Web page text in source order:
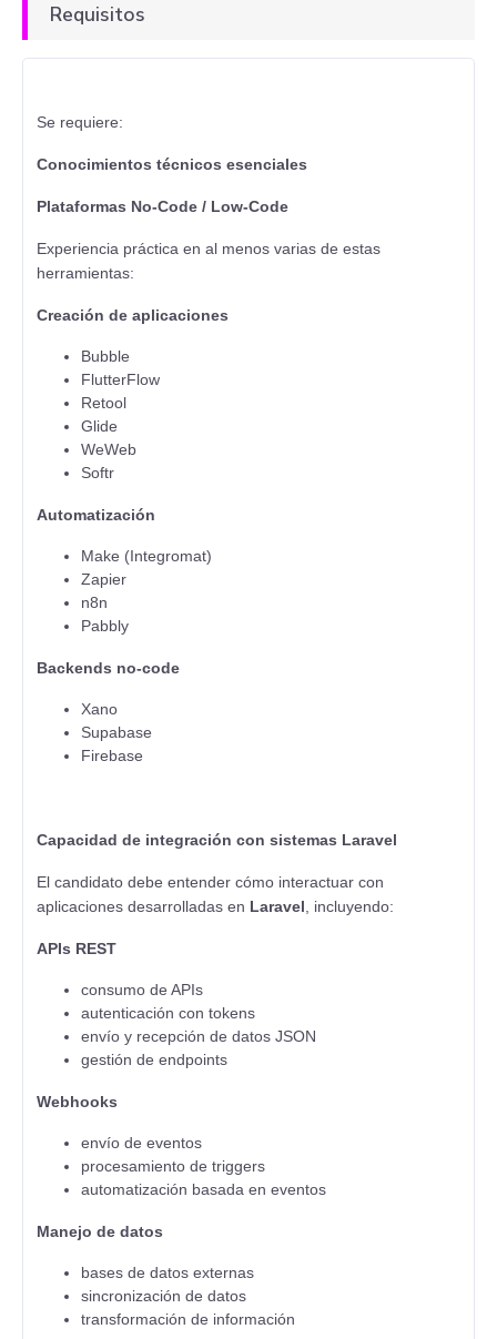
Requisitos
Se requiere:
Conocimientos técnicos esenciales
Plataformas No-Code / Low-Code
Experiencia práctica en al menos varias de estas
herramientas:
Creación de aplicaciones
Bubble
FlutterFlow
Retool
Glide
WeWeb
Softr
Automatización
Make (Integromat)
Zapier
n8n
Pabbly
Backends no-code
Xano
Supabase
Firebase
Capacidad de integración con sistemas Laravel
El candidato debe entender cómo interactuar con
aplicaciones desarrolladas en Laravel , incluyendo:
APIs REST
consumo de APIs
autenticación con tokens
envío y recepción de datos JSON
gestión de endpoints
Webhooks
envío de eventos
procesamiento de triggers
automatización basada en eventos
Manejo de datos
bases de datos externas
sincronización de datos
transformación de información